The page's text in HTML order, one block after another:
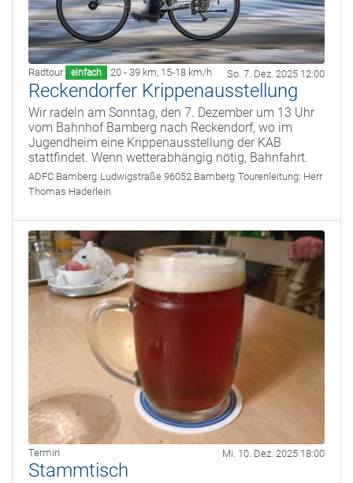
Radtour einfach 20 - 39 km, 15-18 km/h So. 7. Dez. 2025 12:00
Reckendorfer Krippenausstellung
Wir radeln am Sonntag, den 7. Dezember um 13 Uhr
vom Bahnhof Bamberg nach Reckendorf, wo im
Jugendheim eine Krippenausstellung der KAB
stattfindet. Wenn wetterabhängig nötig, Bahnfahrt.
ADFC Bamberg Ludwigstraße 96052 Bamberg Tourenleitung: Herr
Thomas Haderlein
Termin Mi. 10. Dez. 2025 18:00
Stammtisch